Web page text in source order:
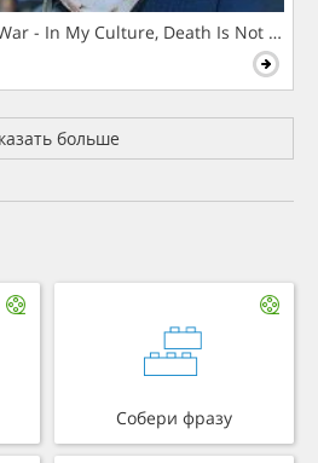
- In My Culture, Death Is Not The
больше
Собери фразу